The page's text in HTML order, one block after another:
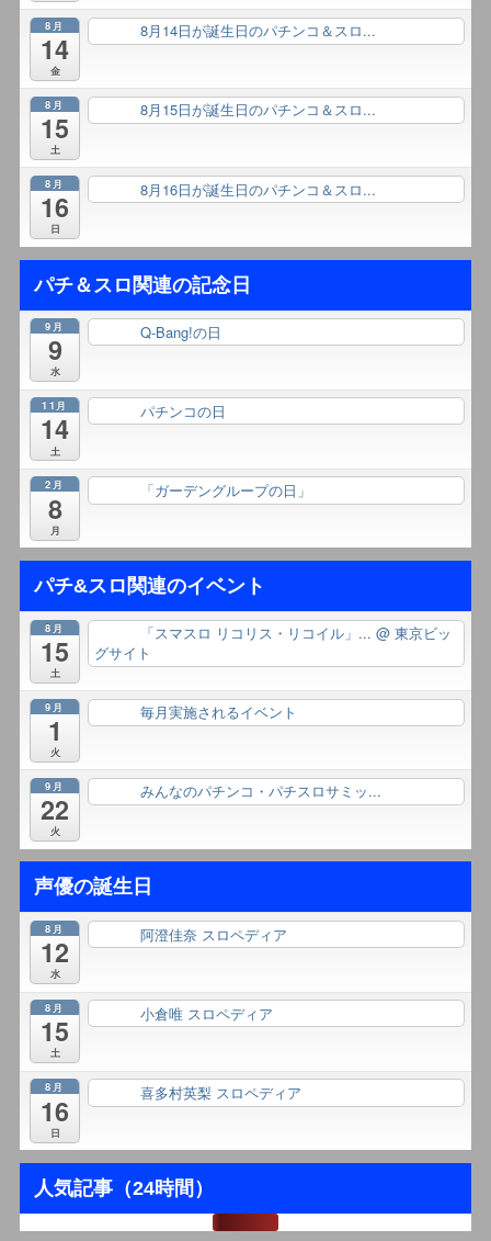
8月
14
金
8月14日が誕生日のパチンコ＆スロ...
8月
15
土
8月15日が誕生日のパチンコ＆スロ...
8月
16
日
8月16日が誕生日のパチンコ＆スロ...
パチ＆スロ関連の記念日
9月
9
水
Q-Bang!の日
11月
14
土
パチンコの日
2月
8
月
「ガーデングループの日」
パチ&スロ関連のイベント
8月
15
土
「スマスロ リコリス・リコイル」... @ 東京ビッ
グサイト
9月
1
火
毎月実施されるイベント
9月
22
火
みんなのパチンコ・パチスロサミッ...
声優の誕生日
8月
12
水
阿澄佳奈 スロペディア
8月
15
土
小倉唯 スロペディア
8月
16
日
喜多村英梨 スロペディア
人気記事（24時間）